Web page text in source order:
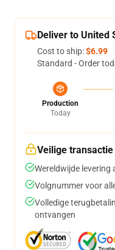
Deliver to United
Cost to ship:$6.99
Standard - Order
Production
Today
Veilige transactie
Wereldwijde levering
Volgnummer voor
Volledige
ontvangen